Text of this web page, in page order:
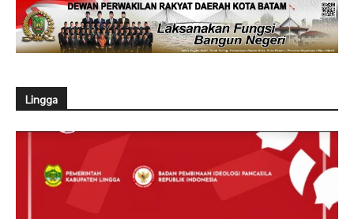
Lingga